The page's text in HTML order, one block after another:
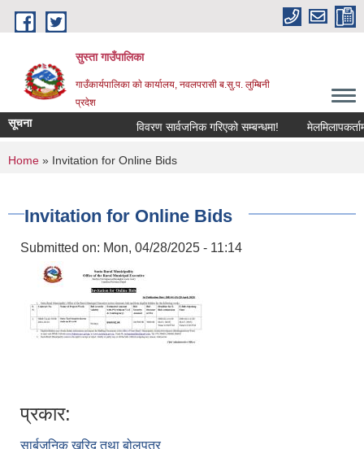
Skip to main content
सुस्ता गाउँपालिका
गाउँकार्यपालिका काे कार्यालय, नवलपरासी ब.सु.प. लुम्बिनी
प्रदेश
सूचना विवरण सार्वजनिक गरिएको सम्बन्धमा!
You are here
Home » Invitation for Online Bids
Invitation for Online Bids
Submitted on: Mon, 04/28/2025 - 11:14
प्रकार:
सार्बजनिक खरिद तथा बोलपत्र